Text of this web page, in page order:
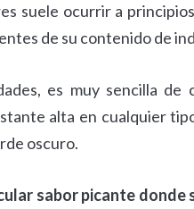
suele ocurrir a
de su contenido de
es muy sencilla de
alta en cualquier
oscuro.
sabor picante donde